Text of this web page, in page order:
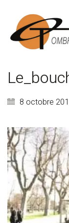
8 octobre